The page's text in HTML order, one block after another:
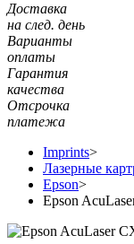
Доставка
на след. день
Варианты
оплаты
Гарантия
качества
Отсрочка
платежа
Imprints>
Лазерные
Epson>
Epson